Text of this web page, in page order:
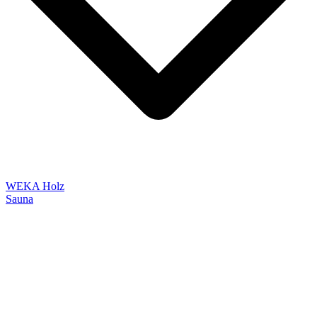
WEKA Holz
Sauna